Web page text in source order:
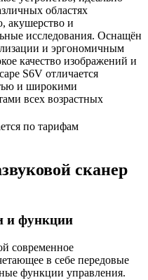
областях
акушерство и
исследования. Оснащён
и эргономичным
качество изображений и
S6V отличается
и широкими
всех возрастных
по тарифам
сканер
и функции
современное
в себе передовые
функции управления.